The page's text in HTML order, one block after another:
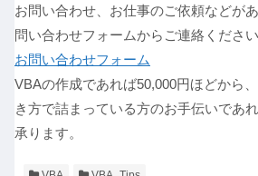
お問い合わせ、お仕事のご依頼などが
問い合わせフォームからご連絡ください
お問い合わせフォーム
VBAの作成であれば50,000円ほどから
き方で詰まっている方のお手伝いであ
承ります。